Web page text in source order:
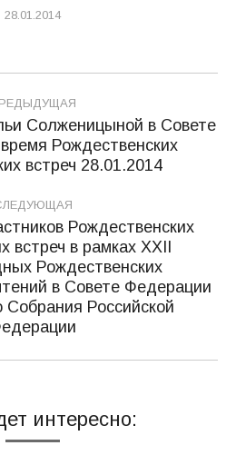
28.01.2014
Предыдущая
запись:
Солженицыной в Совете
Рождественских
встреч 28.01.2014
Следующая
запись:
Рождественских
встреч в рамках XXII
Рождественских
в Совете Федерации
Собрания Российской
интересно: